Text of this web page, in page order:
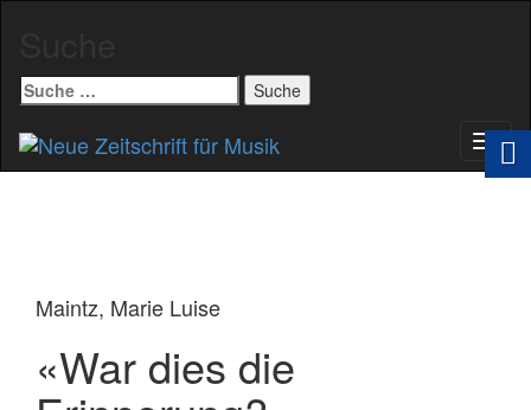
Suche
nach:
Maintz, Marie Luise
«War dies die